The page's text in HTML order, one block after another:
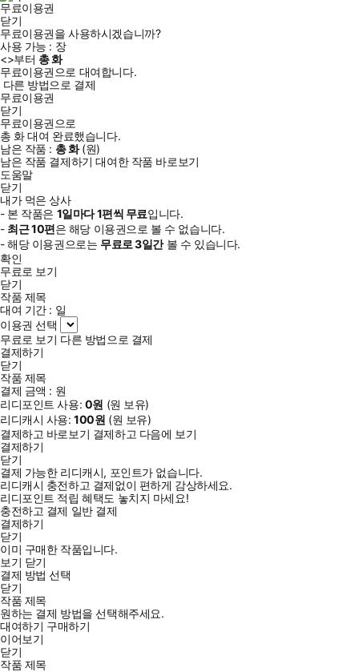
무료이용권
닫기
무료이용권을 사용하시겠습니까?
사용 가능 : 장
<>부터 총화
무료이용권으로 대여합니다.
다른 방법으로 결제
무료이용권
닫기
무료이용권으로
총화대여 완료했습니다.
남은 작품 : 총화(원)
남은 작품 결제하기 대여한 작품 바로보기
도움말
닫기
내가 먹은 상사
- 본 작품은 1일마다1편씩 무료입니다.
- 최근10편은 해당 이용권으로 볼 수 없습니다.
- 해당 이용권으로는 무료로3일간볼 수 있습니다.
확인
무료로 보기
닫기
작품 제목
대여 기간 : 일
이용권 선택
무료로 보기 다른 방법으로 결제
결제하기
닫기
작품 제목
결제 금액 : 원
리디포인트 사용: 0원 (원 보유)
리디캐시 사용:100원 (원 보유)
결제하고 바로보기 결제하고 다음에 보기
결제하기
닫기
결제 가능한 리디캐시, 포인트가 없습니다.
리디캐시 충전하고 결제없이 편하게 감상하세요.
리디포인트 적립 혜택도 놓치지 마세요!
충전하고 결제 일반 결제
결제하기
닫기
이미 구매한 작품입니다.
보기 닫기
결제 방법 선택
닫기
작품 제목
원하는 결제 방법을 선택해주세요.
대여하기 구매하기
이어보기
닫기
작품 제목